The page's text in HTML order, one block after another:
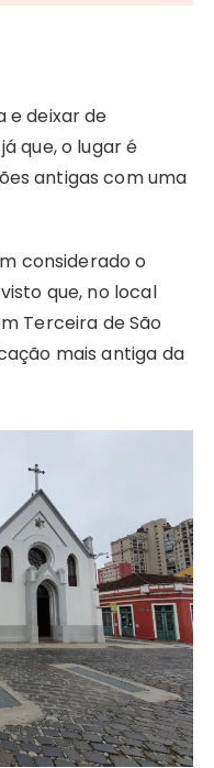
e deixar de
que, o lugar é
antigas com uma
considerado o
que, no local
Terceira de São
mais antiga da